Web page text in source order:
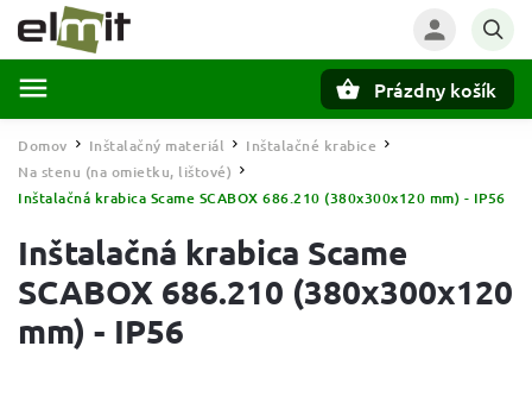
Prázdny košík
Domov / Inštalačný materiál / Inštalačné krabice /
Na stenu (na omietku, lištové) /
Inštalačná krabica Scame SCABOX 686.210 (380x300x120 mm) - IP56
Inštalačná krabica Scame
SCABOX 686.210 (380x300x120
mm) - IP56